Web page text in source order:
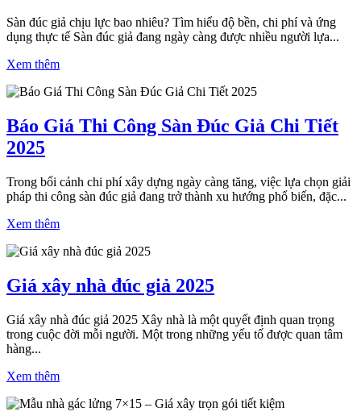
Sàn đúc giả chịu lực bao nhiêu? Tìm hiểu độ bền, chi phí và ứng
dụng thực tế Sàn đúc giả đang ngày càng được nhiều người lựa...
Xem thêm
Báo Giá Thi Công Sàn Đúc Giả Chi Tiết
2025
Trong bối cảnh chi phí xây dựng ngày càng tăng, việc lựa chọn giải
pháp thi công sàn đúc giả đang trở thành xu hướng phổ biến, đặc...
Xem thêm
Giá xây nhà đúc giả 2025
Giá xây nhà đúc giả 2025 Xây nhà là một quyết định quan trọng
trong cuộc đời mỗi người. Một trong những yếu tố được quan tâm
hàng...
Xem thêm